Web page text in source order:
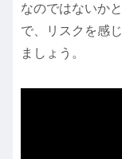
なのではないか
で、リスクを感
ましょう。